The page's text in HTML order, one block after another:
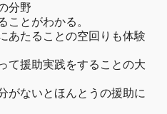
分野
ことがわかる。
あたることの空回りも体験
て援助実践をすることの大
がないとほんとうの援助に